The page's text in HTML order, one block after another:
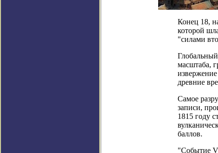
Конец 18,
которой
"силами
масштаба,
древние
Самое
записи,
1815 году
баллов.
"Событие